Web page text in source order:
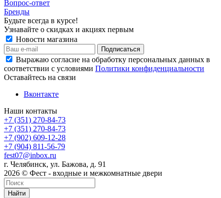
Вопрос-ответ
Бренды
Будьте всегда в курсе!
Узнавайте о скидках и акциях первым
Новости магазина
Выражаю согласие на обработку персональных данных в
соответствии с условиями Политики конфиденциальности
Оставайтесь на связи
Вконтакте
Наши контакты
+7 (351) 270-84-73
+7 (351) 270-84-73
+7 (902) 609-12-28
+7 (904) 811-56-79
fest07@inbox.ru
г. Челябинск, ул. Бажова, д. 91
2026 © Фест - входные и межкомнатные двери
Найти